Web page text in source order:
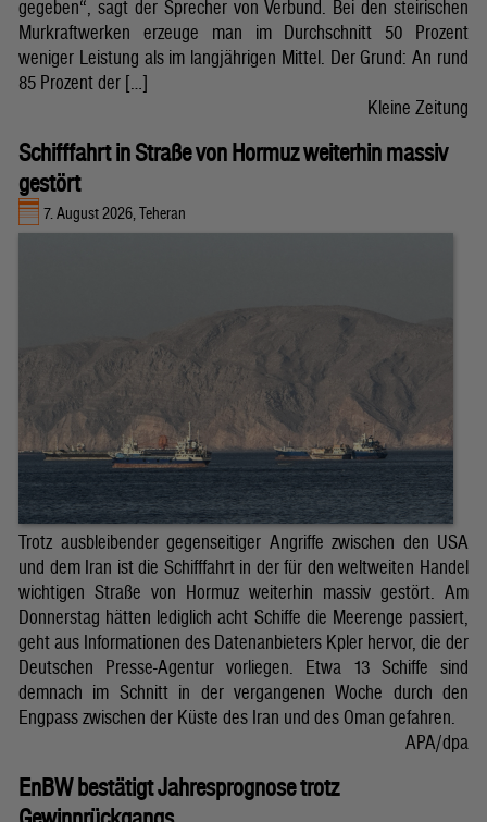
gegeben“, sagt der Sprecher von Verbund. Bei den steirischen
Murkraftwerken erzeuge man im Durchschnitt 50 Prozent
weniger Leistung als im langjährigen Mittel. Der Grund: An rund
85 Prozent der […]
Kleine Zeitung
Schifffahrt in Straße von Hormuz weiterhin massiv
gestört
7. August 2026, Teheran
Trotz ausbleibender gegenseitiger Angriffe zwischen den USA
und dem Iran ist die Schifffahrt in der für den weltweiten Handel
wichtigen Straße von Hormuz weiterhin massiv gestört. Am
Donnerstag hätten lediglich acht Schiffe die Meerenge passiert,
geht aus Informationen des Datenanbieters Kpler hervor, die der
Deutschen Presse-Agentur vorliegen. Etwa 13 Schiffe sind
demnach im Schnitt in der vergangenen Woche durch den
Engpass zwischen der Küste des Iran und des Oman gefahren.
APA/dpa
EnBW bestätigt Jahresprognose trotz